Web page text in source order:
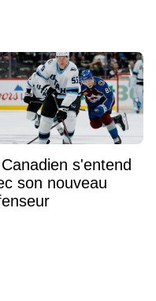
s'entend
son nouveau